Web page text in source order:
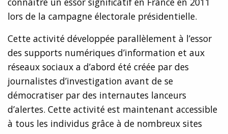
lors de la campagne électorale présidentielle.
Cette activité développée parallèlement à l’essor
des supports numériques d’information et aux
réseaux sociaux a d’abord été créée par des
journalistes d’investigation avant de se
démocratiser par des internautes lanceurs
d’alertes. Cette activité est maintenant accessible
à tous les individus grâce à de nombreux sites